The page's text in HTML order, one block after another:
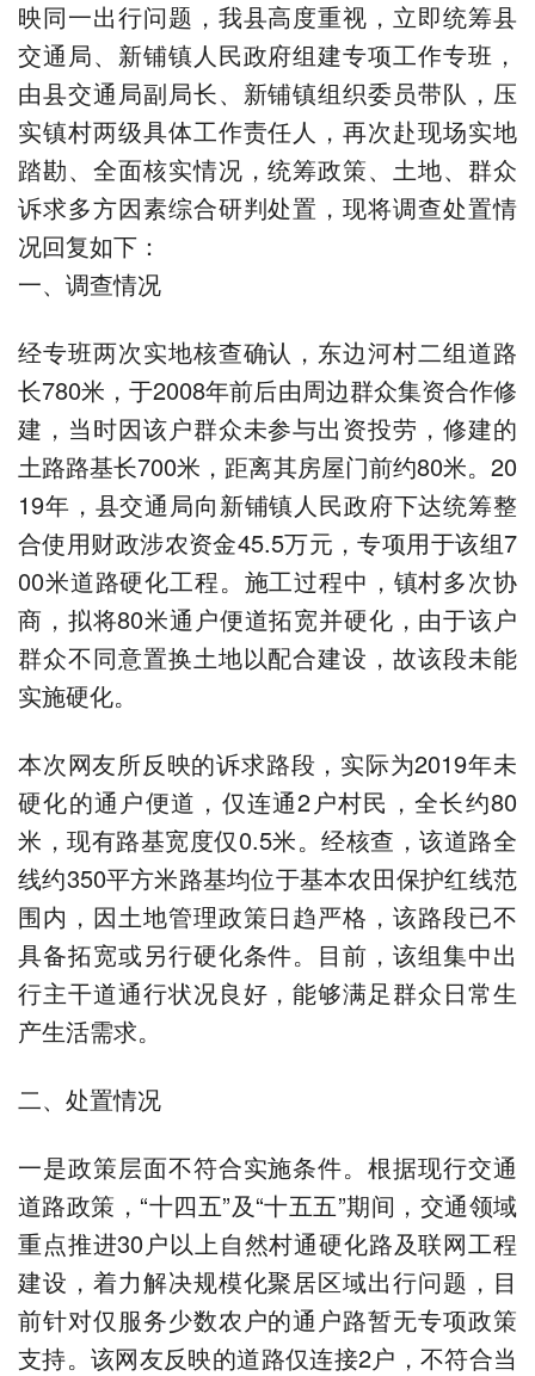
映同一出行问题，我县高度重视，立即统筹县
交通局、新铺镇人民政府组建专项工作专班，
由县交通局副局长、新铺镇组织委员带队，压
实镇村两级具体工作责任人，再次赴现场实地
踏勘、全面核实情况，统筹政策、土地、群众
诉求多方因素综合研判处置，现将调查处置情
况回复如下：
一、调查情况
经专班两次实地核查确认，东边河村二组道路
长780米，于2008年前后由周边群众集资合作修
建，当时因该户群众未参与出资投劳，修建的
土路路基长700米，距离其房屋门前约80米。20
19年，县交通局向新铺镇人民政府下达统筹整
合使用财政涉农资金45.5万元，专项用于该组7
00米道路硬化工程。施工过程中，镇村多次协
商，拟将80米通户便道拓宽并硬化，由于该户
群众不同意置换土地以配合建设，故该段未能
实施硬化。
本次网友所反映的诉求路段，实际为2019年未
硬化的通户便道，仅连通2户村民，全长约80
米，现有路基宽度仅0.5米。经核查，该道路全
线约350平方米路基均位于基本农田保护红线范
围内，因土地管理政策日趋严格，该路段已不
具备拓宽或另行硬化条件。目前，该组集中出
行主干道通行状况良好，能够满足群众日常生
产生活需求。
二、处置情况
一是政策层面不符合实施条件。根据现行交通
道路政策，“十四五”及“十五五”期间，交通领域
重点推进30户以上自然村通硬化路及联网工程
建设，着力解决规模化聚居区域出行问题，目
前针对仅服务少数农户的通户路暂无专项政策
支持。该网友反映的道路仅连接2户，不符合当